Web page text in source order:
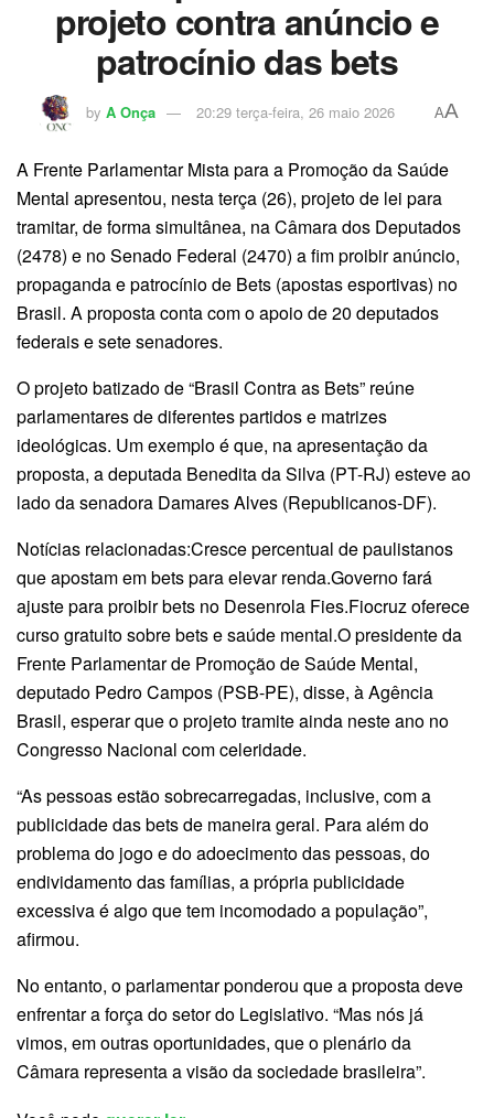
projeto contra anúncio e
patrocínio das bets
by A Onça 20:29 terça-feira, 26 maio 2026 AA
A Frente Parlamentar Mista para a Promoção da Saúde
Mental apresentou, nesta terça (26), projeto de lei para
tramitar, de forma simultânea, na Câmara dos Deputados
(2478) e no Senado Federal (2470) a fim proibir anúncio,
propaganda e patrocínio de Bets (apostas esportivas) no
Brasil. A proposta conta com o apoio de 20 deputados
federais e sete senadores.
O projeto batizado de “Brasil Contra as Bets” reúne
parlamentares de diferentes partidos e matrizes
ideológicas. Um exemplo é que, na apresentação da
proposta, a deputada Benedita da Silva (PT-RJ) esteve ao
lado da senadora Damares Alves (Republicanos-DF).
Notícias relacionadas:Cresce percentual de paulistanos
que apostam em bets para elevar renda.Governo fará
ajuste para proibir bets no Desenrola Fies.Fiocruz oferece
curso gratuito sobre bets e saúde mental.O presidente da
Frente Parlamentar de Promoção de Saúde Mental,
deputado Pedro Campos (PSB-PE), disse, à Agência
Brasil, esperar que o projeto tramite ainda neste ano no
Congresso Nacional com celeridade.
“As pessoas estão sobrecarregadas, inclusive, com a
publicidade das bets de maneira geral. Para além do
problema do jogo e do adoecimento das pessoas, do
endividamento das famílias, a própria publicidade
excessiva é algo que tem incomodado a população”,
afirmou.
No entanto, o parlamentar ponderou que a proposta deve
enfrentar a força do setor do Legislativo. “Mas nós já
vimos, em outras oportunidades, que o plenário da
Câmara representa a visão da sociedade brasileira”.